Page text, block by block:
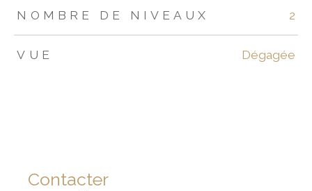
NOMBRE DE NIVEAUX 2
VUE Dégagée
Contacter